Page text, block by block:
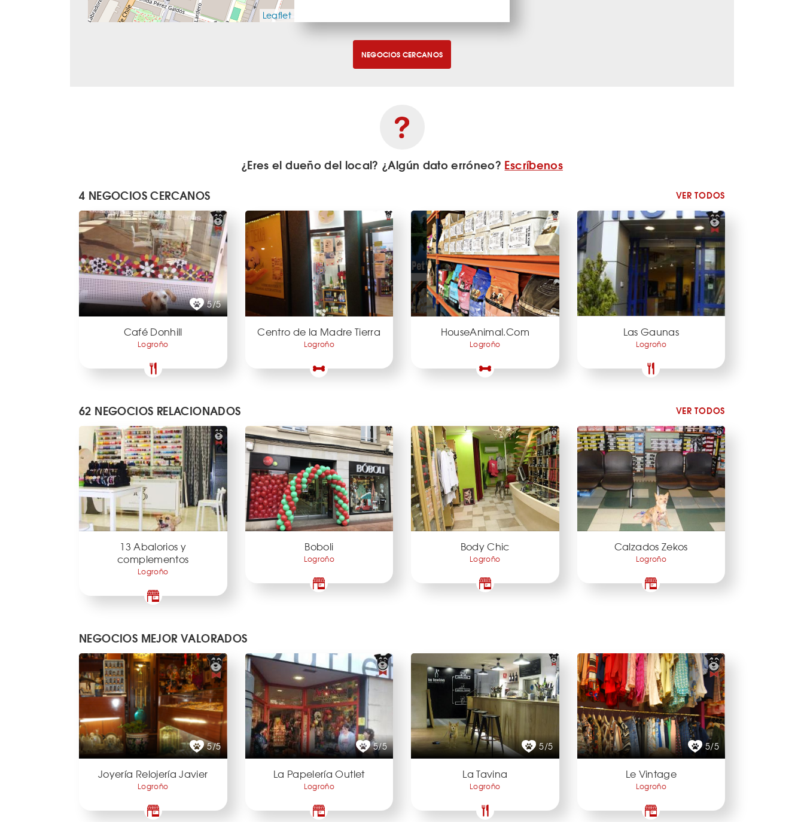
Leaflet
NEGOCIOS CERCANOS
¿Eres el dueño del local? ¿Algún dato erróneo? Escríbenos
4 NEGOCIOS CERCANOS
VER TODOS
5/5
Café Donhill
Logroño
Centro de la Madre Tierra
Logroño
HouseAnimal.Com
Logroño
Las Gaunas
Logroño
62 NEGOCIOS RELACIONADOS VER TODOS
13 Abalorios y
complementos
Logroño
Boboli
Logroño
Body Chic
Logroño
Calzados Zekos
Logroño
NEGOCIOS MEJOR VALORADOS
5/5
Joyería Relojería Javier
Logroño
5/5
La Papelería Outlet
Logroño
5/5
La Tavina
Logroño
5/5
Le Vintage
Logroño